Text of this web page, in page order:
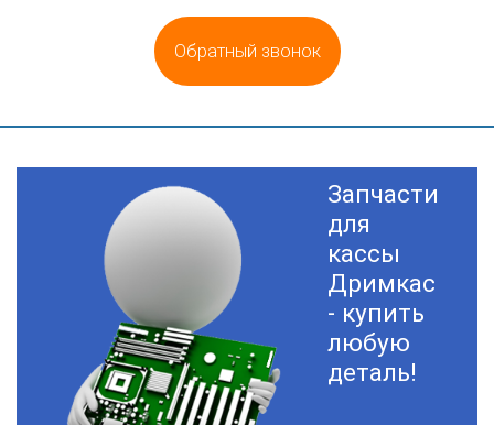
Обратный звонок
Запчасти
для
кассы
Дримкас
- купить
любую
деталь!